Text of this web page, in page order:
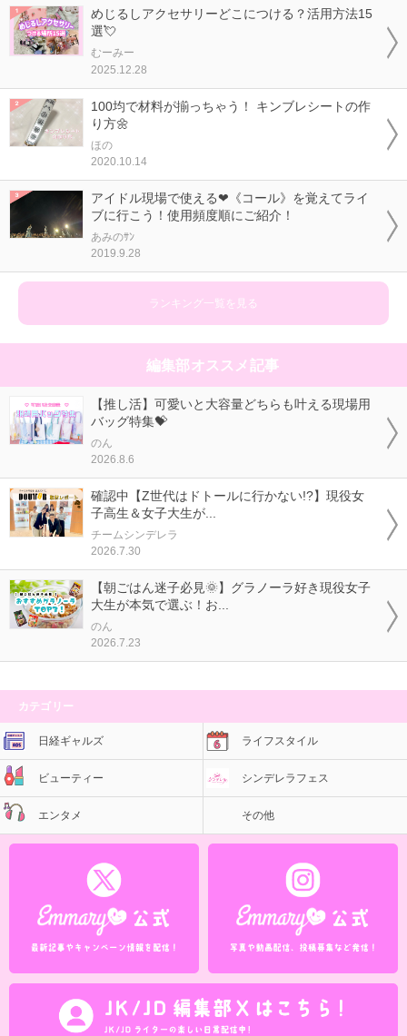
めじるしアクセサリーどこにつける？活用方法15
選💘
むーみー
2025.12.28
100均で材料が揃っちゃう！ キンブレシートの作
り方🌼
ほの
2020.10.14
アイドル現場で使える❤《コール》を覚えてライ
ブに行こう！使用頻度順にご紹介！
あみのｻﾝ
2019.9.28
ランキング一覧を見る
編集部オススメ記事
【推し活】可愛いと大容量どちらも叶える現場用
バッグ特集💝
のん
2026.8.6
確認中【Z世代はドトールに行かない!?】現役女
子高生＆女子大生が...
チームシンデレラ
2026.7.30
【朝ごはん迷子必見🌞】グラノーラ好き現役女子
大生が本気で選ぶ！お...
のん
2026.7.23
カテゴリー
日経ギャルズ ライフスタイル
ビューティー シンデレラフェス
エンタメ その他